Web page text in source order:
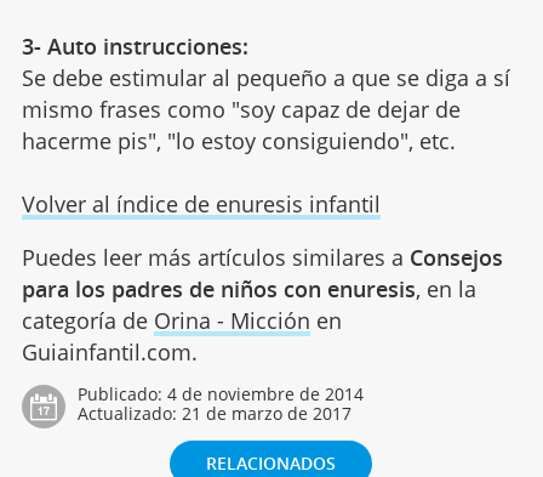
3- Auto instrucciones:
Se debe estimular al pequeño a que se diga a sí
mismo frases como "soy capaz de dejar de
hacerme pis", "lo estoy consiguiendo", etc.
Volver al índice de enuresis infantil
Puedes leer más artículos similares a Consejos
para los padres de niños con enuresis, en la
categoría de Orina - Micción en
Guiainfantil.com.
Publicado: 4 de noviembre de 2014
Actualizado: 21 de marzo de 2017
RELACIONADOS